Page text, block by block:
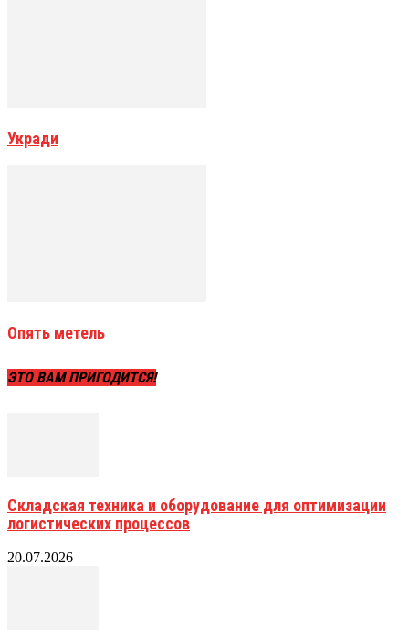
Укради
Опять метель
ЭТО ВАМ ПРИГОДИТСЯ!
Складская техника и оборудование для оптимизации
логистических процессов
20.07.2026